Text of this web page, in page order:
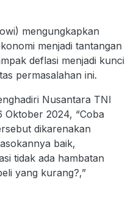
mengungkapkan
menjadi tantangan
deflasi menjadi kunci
permasalahan ini.
Nusantara TNI
Oktober 2024, “Coba
dikarenakan
baik,
tidak ada hambatan
yang kurang?,”